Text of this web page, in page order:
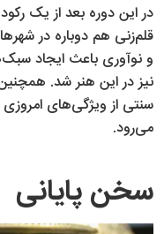
در این دوره بعد از یک
قلم‌زنی هم دوباره در
و نوآوری باعث ایجاد
نیز در این هنر شد.
سنتی از ویژگی‌های امروزی
می‌رود.
سخن پایانی